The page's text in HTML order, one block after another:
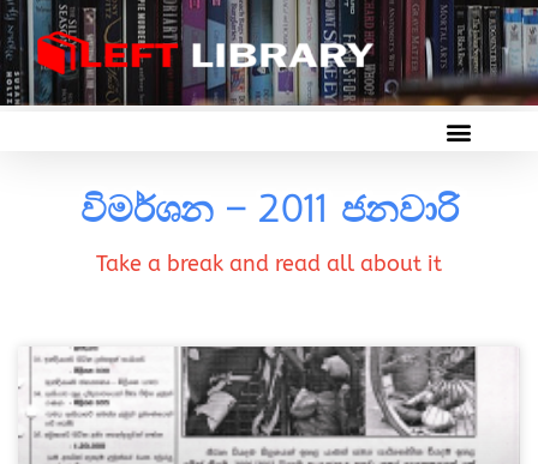
විමර්ශන – 2011 ජනවාරි
Take a break and read all about it